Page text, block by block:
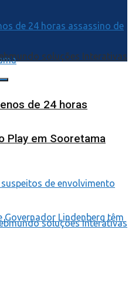
de 24 horas
Play em Sooretama
soluções Interativas
soluções Interativas